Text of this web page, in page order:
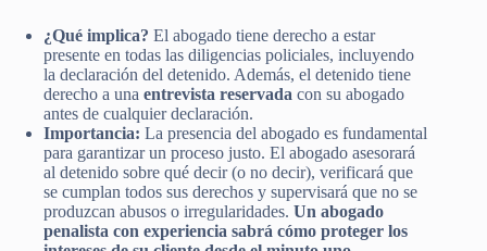
¿Qué implica? El abogado tiene derecho a estar
presente en todas las diligencias policiales, incluyendo
la declaración del detenido. Además, el detenido tiene
derecho a una entrevista reservada con su abogado
antes de cualquier declaración.
Importancia: La presencia del abogado es fundamental
para garantizar un proceso justo. El abogado asesorará
al detenido sobre qué decir (o no decir), verificará que
se cumplan todos sus derechos y supervisará que no se
produzcan abusos o irregularidades. Un abogado
penalista con experiencia sabrá cómo proteger los